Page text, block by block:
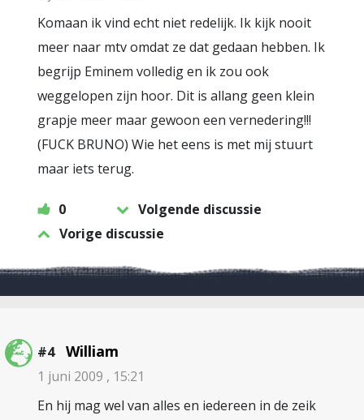
Komaan ik vind echt niet redelijk. Ik kijk nooit
meer naar mtv omdat ze dat gedaan hebben. Ik
begrijp Eminem volledig en ik zou ook
weggelopen zijn hoor. Dit is allang geen klein
grapje meer maar gewoon een vernedering!!!
(FUCK BRUNO) Wie het eens is met mij stuurt
maar iets terug.
0
Volgende discussie
Vorige discussie
#4 William
1 juni 2009 , 15:21
En hij mag wel van alles en iedereen in de zeik